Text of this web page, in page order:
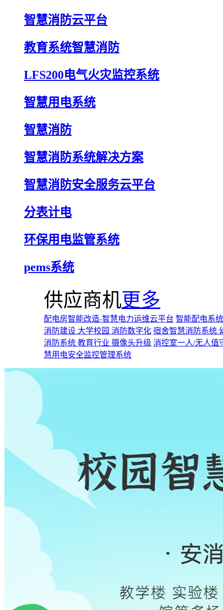
智慧消防云平台
教育系统智慧消防
LFS200电气火灾监控系统
智慧用电系统
智慧消防
智慧消防系统解决方案
智慧消防安全服务云平台
分表计电
环保用电监管系统
pems系统
供应商机更多
配电房智能改造-智慧电力运维云平台 智能配电系
消防建设 大学校园 消防数字化 宿舍智慧消防系统
消防系统 教育行业 摄像头升级 消控室一人/无人值
慧用电安全监控管理系统